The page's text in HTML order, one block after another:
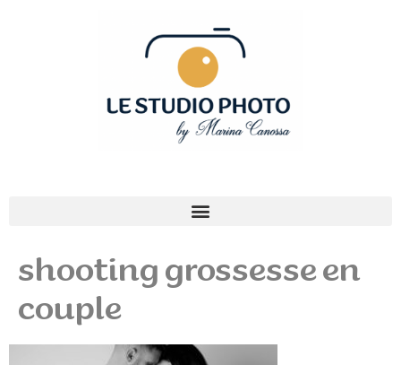
shooting grossesse en
couple